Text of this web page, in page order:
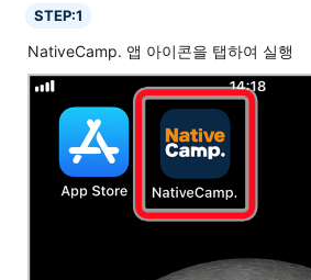
STEP:1
NativeCamp. 앱 아이콘을 탭하여 실행